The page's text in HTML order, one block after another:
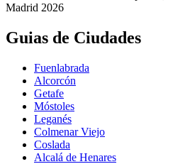
Madrid 2026
Guias de Ciudades
Fuenlabrada
Alcorcón
Getafe
Móstoles
Leganés
Colmenar Viejo
Coslada
Alcalá de Henares